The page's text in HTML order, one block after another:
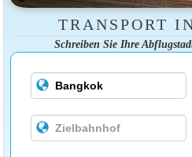
TRANSPORT
Schreiben Sie Ihre